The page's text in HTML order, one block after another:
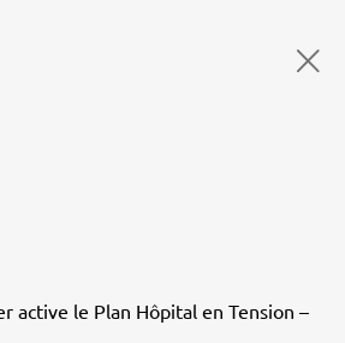
active le Plan Hôpital en Tension –